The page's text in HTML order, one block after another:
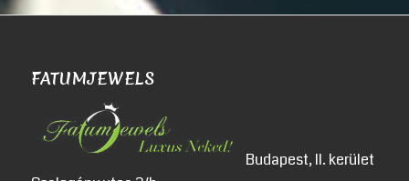
FATUMJEWELS
Budapest, II. kerület